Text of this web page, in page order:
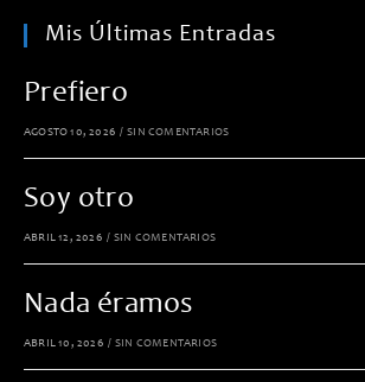
Mis Últimas Entradas
Prefiero
AGOSTO 10, 2026 / SIN COMENTARIOS
Soy otro
ABRIL 12, 2026 / SIN COMENTARIOS
Nada éramos
ABRIL 10, 2026 / SIN COMENTARIOS